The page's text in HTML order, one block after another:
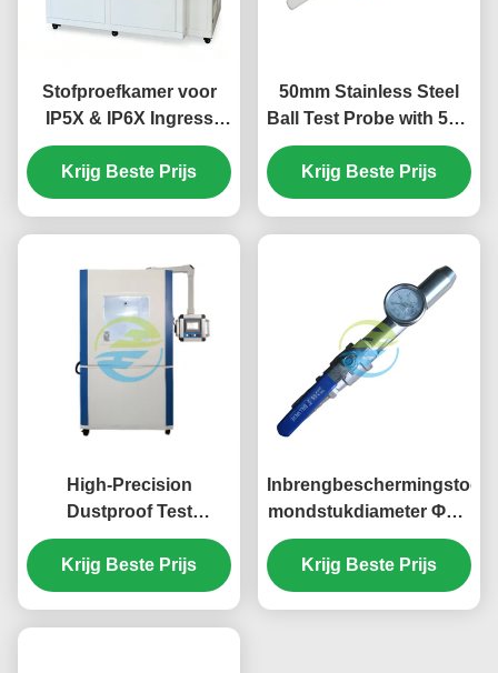
Stofproefkamer voor
IP5X & IP6X Ingress
Protection Testing.
Krijg Beste Prijs
50mm Stainless Steel
Ball Test Probe with 50N
Force for Precision IEC
61032 IP Testing
Equipment HT-I01
Krijg Beste Prijs
High-Precision
Dustproof Test
Chamber with
Programmable Control
System for IP5X & IP6X
Krijg Beste Prijs
mondstukdiameter Φ6,3
mm/Φ12,5 mm IEC60529
Krijg Beste Prijs